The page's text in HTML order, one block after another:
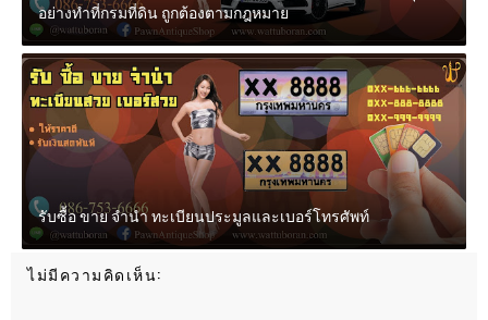
อย่างทำที่กรมที่ดิน ถูกต้องตามกฎหมาย
รับซื้อ ขาย จำนำ ทะเบียนประมูลและเบอร์โทรศัพท์
ไม่มีความคิดเห็น: